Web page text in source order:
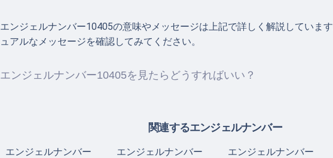
エンジェルナンバー10405の意味やメッセージは上記で詳しく解説していま
ュアルなメッセージを確認してみてください。
エンジェルナンバー10405を見たらどうすればいい？
関連するエンジェルナンバー
エンジェルナンバー エンジェルナンバー エンジェルナンバー